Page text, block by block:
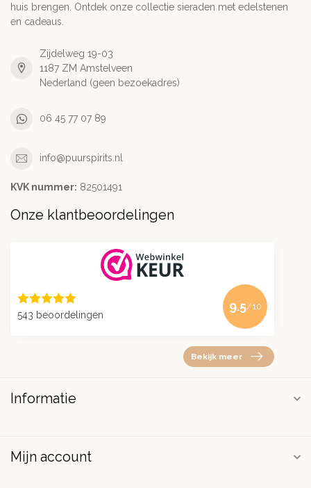
huis brengen. Ontdek onze collectie sieraden met edelstenen
en cadeaus.
Zijdelweg 19-03
1187 ZM Amstelveen
Nederland (geen bezoekadres)
06 45 77 07 89
info@puurspirits.nl
KVK nummer: 82501491
Onze klantbeoordelingen
543 beoordelingen
9.5/10
Bekijk meer
Informatie
Mijn account